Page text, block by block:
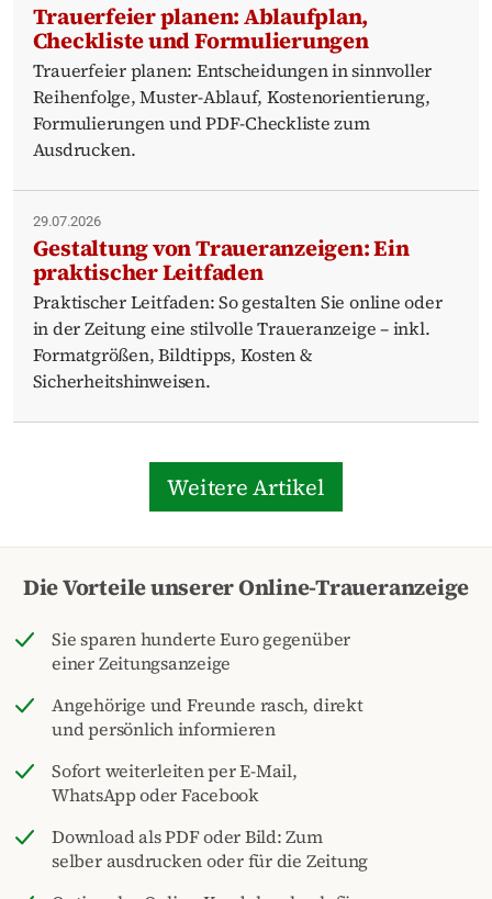
Trauerfeier planen: Ablaufplan,
Checkliste und Formulierungen
Trauerfeier planen: Entscheidungen in sinnvoller
Reihenfolge, Muster-Ablauf, Kostenorientierung,
Formulierungen und PDF-Checkliste zum
Ausdrucken.
29.07.2026
Gestaltung von Traueranzeigen: Ein
praktischer Leitfaden
Praktischer Leitfaden: So gestalten Sie online oder
in der Zeitung eine stilvolle Traueranzeige – inkl.
Formatgrößen, Bildtipps, Kosten &
Sicherheitshinweisen.
Weitere Artikel
Die Vorteile unserer Online-Traueranzeige
Sie sparen hunderte Euro gegenüber
einer Zeitungsanzeige
Angehörige und Freunde rasch, direkt
und persönlich informieren
Sofort weiterleiten per E-Mail,
WhatsApp oder Facebook
Download als PDF oder Bild: Zum
selber ausdrucken oder für die Zeitung